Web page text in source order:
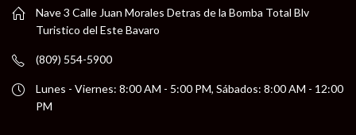
Nave 3 Calle Juan Morales Detras de la Bomba Total Blv
Turistico del Este Bavaro
(809) 554-5900
Lunes - Viernes: 8:00 AM - 5:00 PM, Sábados: 8:00 AM - 12:00
PM